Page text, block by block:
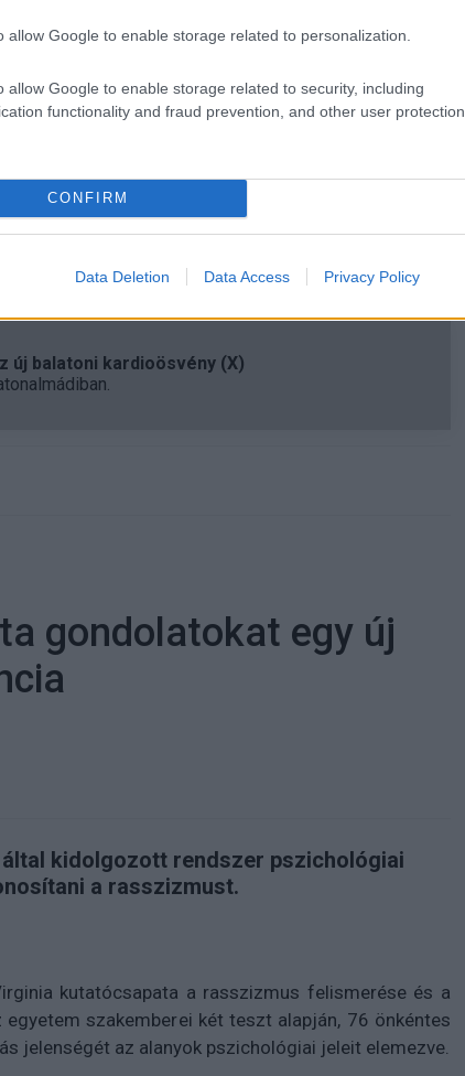
allow Google to enable storage related to personalization.
allow Google to enable storage related to security, including
functionality and fraud prevention, and other user protection.
CONFIRM
Data Deletion Data Access Privacy Policy
nyerni ezekbe az adatokba, sőt maga a Yoti is
vannak a beazonosítással), hogy ők maguk sem
hozzátették, hogy a jövőben nem csak gépi
fogják ellátni a moderátori feladatokat, minden
továbbá a Trusted Flagger Program is, melynek
nonprofit szervezet jogosultságot kap arra, hogy
megsérti a felhasználói feltételeket. A jelentett
új balatoni kardioösvény (X)
gondolatokat egy új
kidolgozott rendszer pszichológiai
a rasszizmust.
kutatócsapata a rasszizmus felismerése és a
szakemberei két teszt alapján, 76 önkéntes
jelenségét az alanyok pszichológiai jeleit elemezve.